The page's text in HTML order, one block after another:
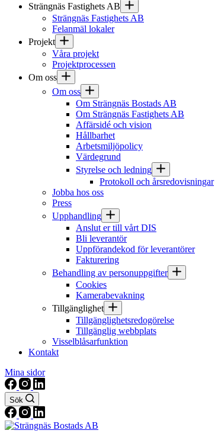
Strängnäs Fastighets AB
Strängnäs Fastighets AB
Felanmäl lokaler
Projekt
Våra projekt
Projektprocessen
Om oss
Om oss
Om Strängnäs Bostads AB
Om Strängnäs Fastighets AB
Affärsidé och vision
Hållbarhet
Arbetsmiljöpolicy
Värdegrund
Styrelse och ledning
Protokoll och årsredovisningar
Jobba hos oss
Press
Upphandling
Anslut er till vårt DIS
Bli leverantör
Uppförandekod för leverantörer
Fakturering
Behandling av personuppgifter
Cookies
Kamerabevakning
Tillgänglighet
Tillgänglighetsredogörelse
Tillgänglig webbplats
Visselblåsarfunktion
Kontakt
Mina sidor
Sök